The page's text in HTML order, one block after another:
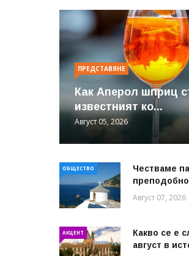
ПРЕДСТАВЯНЕ
Как Аперол шприц
известният ко...
Август 05, 2026
ОБЩЕСТВО
Честваме
Август 07, 2026
АКЦЕНТ
Какво се е
август в